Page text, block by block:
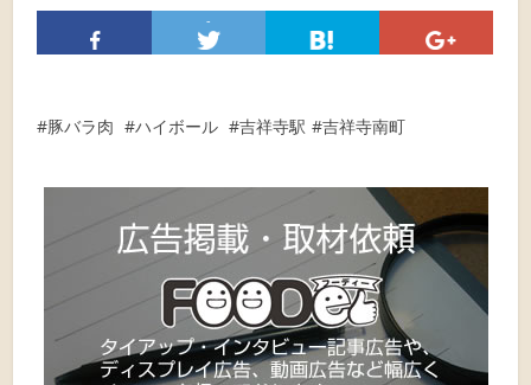
-
豚バラ肉 ハイボール 吉祥寺駅 吉祥寺南町